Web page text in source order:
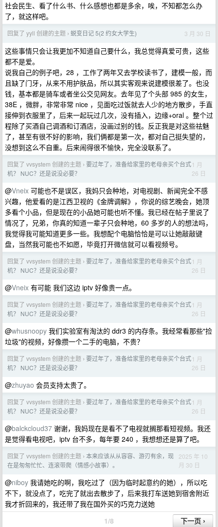
社会民生、看了什么书、什么感想也都是多余，唉，不知都怎么办
了，就这样吧。
回复了 yyll 创建的主题 › 蜕变日记 5(2 约女大学生) 3 月 30 日
这些事情只会让我更加不知道自己要什么，我总觉得真爱可贵，这些
都不是爱。
说我自己的例子吧，28 ，工作了两年又去学校读书了，建模一般，而
且缺了门牙，从来不用护肤品，所以其实客观来说建模很差了。也没
钱，基本都是骑车或者坐公交见网友。去年见了个头部 985 的女生，
38E ，微胖，非常非常 nice ，见面吃过饭就去人少的地方散步，手直
接伸到衣服里了，后来一起玩过几次，没有插入，边缘+oral 。整个过
程除了买酒自己调酒和订酒店，没画过别的钱。反正我是对这些祛魅
了，甚至有很不好的影响，我们俩都是第一次，都对自己挺失望的，
没想到这么不自重。后来闹得很不愉快，完全没联系了。
回复了 vvsystem 创建的主题 › 要过年了，准备给家里的老母亲买个台式
机？ NUC？还是说没必要？
1 月
26 日
@Vneix 可能也不是误区，我妈只会种地，对电视剧、新闻完全不感
兴趣，他爱看的是江西卫视的《金牌调解》，你说的综艺晚会，她顶
多看个小品，但是现在的小品她可能也听不懂。我已经在帖子里说了
情况了，兄弟，你真的知道一辈子只会种地，60 多岁的人的想法吗，
我觉得我可能知道更多一些。我想配个电脑恰恰是可以让她敲敲键
盘，当然我可能也不如愿，毕竟打开微信就可以看视频号。
回复了 vvsystem 创建的主题 › 要过年了，准备给家里的老母亲买个台式
机？ NUC？还是说没必要？
1 月
26 日
@Vneix 有可能 我们这边 iptv 好像贵一点。
回复了 vvsystem 创建的主题 › 要过年了，准备给家里的老母亲买个台式
机？ NUC？还是说没必要？
1 月
26 日
@whusnoopy 我们实验室有淘汰的 ddr3 的内存条。我经常看那些"捡
垃圾"的视频，好像攒一个二手的电脑，不贵？
回复了 vvsystem 创建的主题 › 要过年了，准备给家里的老母亲买个台式
机？ NUC？还是说没必要？
1 月
26 日
@zhuyao 会员支持太贵了。
回复了 vvsystem 创建的主题 › 要过年了，准备给家里的老母亲买个台式
机？ NUC？还是说没必要？
1 月
26 日
@balckcloud37 谢谢，我妈现在是看不了电视就搁那看短视频。我还
是觉得看电视吧，iptv 台不多，每年要 240 ，我想想还是算了吧。
回复了 vvsystem 创建的主题 › 本来应该从从容容、游刃有余，现
在是匆匆忙忙、连滚带爬（情感小故事）。
2025 年 10
月 30 日
@niboy 我请她吃的啊，我吃过了（因为临时起意约的她），所以吃
不下，就没点了，吃完了就出去散步了，后来我打车送她到宿舍附近
我才折回来的，我还带了我在国外买的巧克力送她
1/8